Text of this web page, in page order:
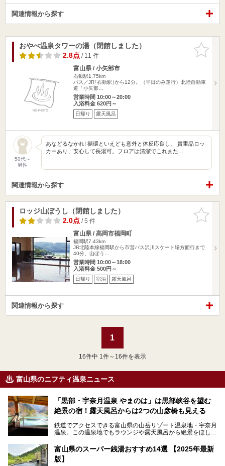
関連情報から探す
お気に入
りに追加
おやべ温泉タワーの湯（閉館しました）
2.8点/ 11 件
富山県 / 小矢部市
石動駅1.75km
バス／JR｢石動駅｣から12分。（平日のみ運行）北陸自動車
道「小矢部…
営業時間 10:00～20:00
入浴料金 620円～
日帰り 露天風呂
50代～
男性
あなどるなかれ! 循環といえども意外と体反応良し。 貴重品ロッ
カーあり、安心して長湯可。フロアは清潔でこれまた…
関連情報から探す
お気に入
りに追加
ロッジ山ぼうし（閉館しました）
2.0点/ 5 件
富山県 / 高岡市福岡町
福岡駅7.43km
JR北陸本線福岡駅から市営バス沢川スケート場方面行きで
40分、山ぼう…
営業時間 10:00～18:00
入浴料金 500円～
日帰り 宿泊 露天風呂
関連情報から探す
1
16件中 1件～16件を表示
富山県のニフティ温泉ニュース
「黒部・宇奈月温泉 やまのは」は黒部峡谷を望む
絶景の宿！露天風呂からは2つの山彦橋も見える
鉄道でアクセスできる富山県の山岳リゾート温泉地・宇奈月
温泉。この温泉地でもラウンジや露天風呂から絶景をほしい
の「黒部・宇奈月温泉 やまのは」。
自慢の眺望、温泉、居心地の良い客室、ビュッフェ式の食事
富山県のスーパー銭湯おすすめ14選 【2025年最新
版】